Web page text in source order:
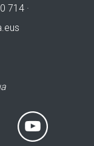
714 ·